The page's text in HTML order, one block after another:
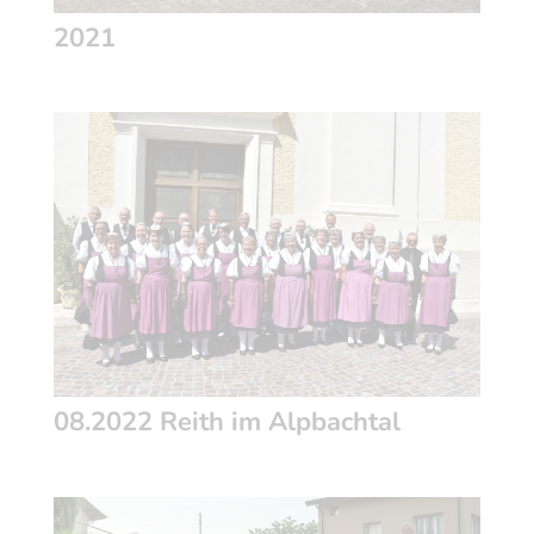
2021
08.2022 Reith im Alpbachtal